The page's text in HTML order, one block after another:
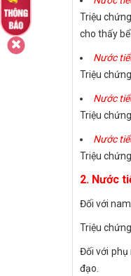
Triệu
cho thấy
Nước
Triệu
Nước
Triệu
Nước
Triệu
2. Nước
Đối với
Triệu
Đối với phụ
đạo.